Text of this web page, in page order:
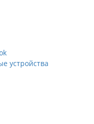
устройства